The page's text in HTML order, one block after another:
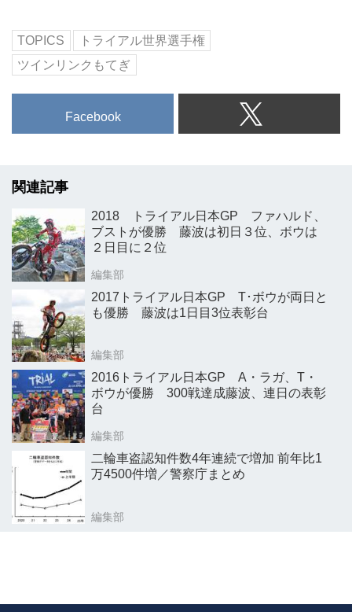
TOPICS
トライアル世界選手権
ツインリンクもてぎ
Facebook
関連記事
2018 トライアル日本GP ファハルド、
ブストが優勝 藤波は初日３位、ボウは
２日目に２位
編集部
2017トライアル日本GP T･ボウが両日と
も優勝 藤波は1日目3位表彰台
編集部
2016トライアル日本GP A・ラガ、T・
ボウが優勝 300戦達成藤波、連日の表彰
台
編集部
二輪車盗認知件数4年連続で増加 前年比1
万4500件増／警察庁まとめ
編集部